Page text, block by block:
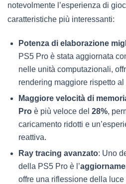
notevolmente l’esperienza di
caratteristiche più interessanti:
Potenza di elaborazione
PS5 Pro è stata aggiornata
nelle unità computazionali,
rendering maggiore rispetto
Maggiore velocità di
Pro è più veloce del 28%,
caricamento ridotti e
reattiva.
Ray tracing avanzato: Uno
della PS5 Pro è l’
offre una riflessione della